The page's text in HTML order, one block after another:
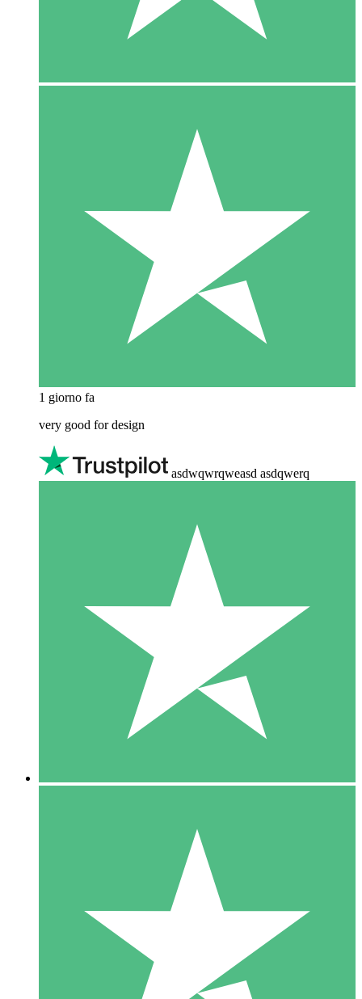
1 giorno fa
very good for design
asdwqwrqweasd asdqwerq